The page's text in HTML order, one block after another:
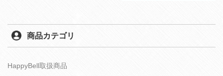
商品カテゴリ
HappyBell取扱商品